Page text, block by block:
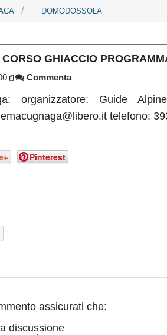
DOMODOSSOLA
GHIACCIO
Commenta
organizzatore: Guide
telefono:
Pinterest
assicurati che:
discussione